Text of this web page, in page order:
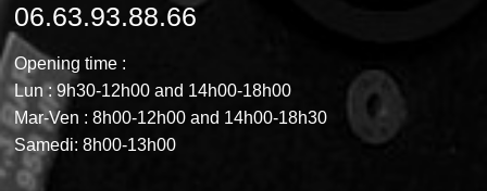
06.63.93.88.66
Opening time :
Lun : 9h30-12h00 and 14h00-18h00
Mar-Ven : 8h00-12h00 and 14h00-18h30
Samedi: 8h00-13h00